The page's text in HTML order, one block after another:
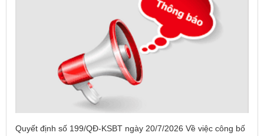
Quyết định số 199/QĐ-KSBT ngày 20/7/2026 Về việc công bố